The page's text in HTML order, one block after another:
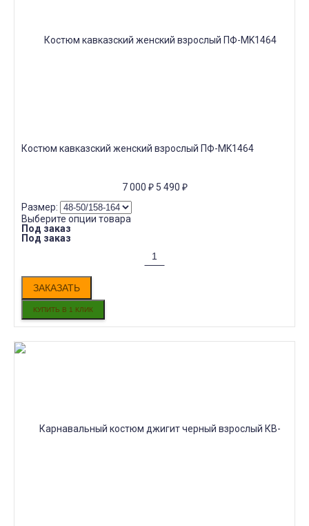
Костюм кавказский женский взрослый ПФ-MK1464
7 000 ₽ 5 490 ₽
Размер:
Выберите опции товара
Под заказ
Под заказ
ЗАКАЗАТЬ